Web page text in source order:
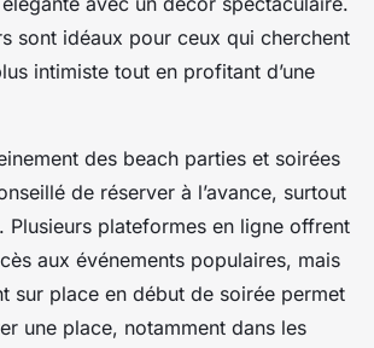
sont idéaux pour ceux qui cherchent
intimiste tout en profitant d’une
des beach parties et soirées
de réserver à l’avance, surtout
Plusieurs plateformes en ligne offrent
aux événements populaires, mais
sur place en début de soirée permet
une place, notamment dans les